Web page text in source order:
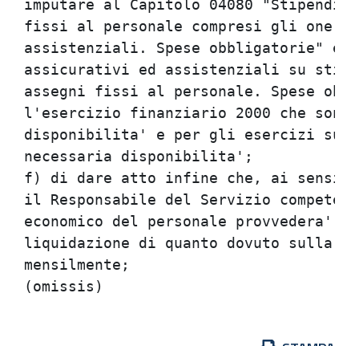
imputare al Capitolo 04080
fissi al personale compresi
assistenziali. Spese
assicurativi ed
assegni fissi al personale.
l'esercizio finanziario 2000
disponibilita' e per gli esercizi
necessaria
f) di dare atto infine che, ai
il Responsabile del Servizio
economico del personale
liquidazione di quanto